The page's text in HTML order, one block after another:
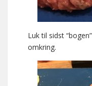
Luk til sidst
omkring.